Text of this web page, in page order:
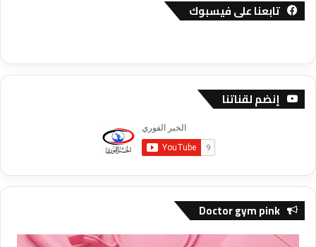
تابعنا على فيسبوك
إنضم لقناتنا
Doctor gym pink